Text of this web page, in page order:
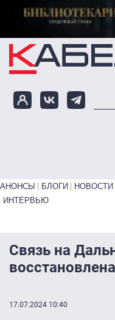
Перейти к основному
Primary links bottom
АНОНСЫ БЛОГИ НОВОСТИ
ИНТЕРВЬЮ
Связь на
восстановлена
17.07.2024 10:40